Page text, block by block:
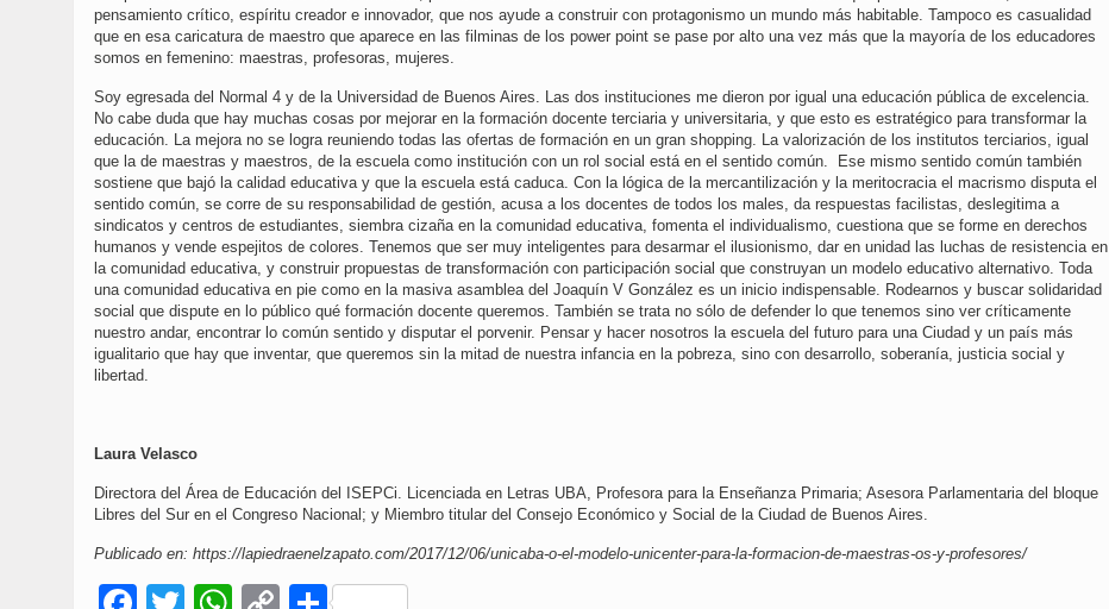
pensamiento crítico, espíritu creador e innovador, que nos ayude a construir con protagonismo un mundo más habitable. Tampoco es casualidad
que en esa caricatura de maestro que aparece en las filminas de los power point se pase por alto una vez más que la mayoría de los educadores
somos en femenino: maestras, profesoras, mujeres.
Soy egresada del Normal 4 y de la Universidad de Buenos Aires. Las dos instituciones me dieron por igual una educación pública de excelencia.
No cabe duda que hay muchas cosas por mejorar en la formación docente terciaria y universitaria, y que esto es estratégico para transformar la
educación. La mejora no se logra reuniendo todas las ofertas de formación en un gran shopping. La valorización de los institutos terciarios, igual
que la de maestras y maestros, de la escuela como institución con un rol social está en el sentido común. Ese mismo sentido común también
sostiene que bajó la calidad educativa y que la escuela está caduca. Con la lógica de la mercantilización y la meritocracia el macrismo disputa el
sentido común, se corre de su responsabilidad de gestión, acusa a los docentes de todos los males, da respuestas facilistas, deslegitima a
sindicatos y centros de estudiantes, siembra cizaña en la comunidad educativa, fomenta el individualismo, cuestiona que se forme en derechos
humanos y vende espejitos de colores. Tenemos que ser muy inteligentes para desarmar el ilusionismo, dar en unidad las luchas de resistencia en
la comunidad educativa, y construir propuestas de transformación con participación social que construyan un modelo educativo alternativo. Toda
una comunidad educativa en pie como en la masiva asamblea del Joaquín V González es un inicio indispensable. Rodearnos y buscar solidaridad
social que dispute en lo público qué formación docente queremos. También se trata no sólo de defender lo que tenemos sino ver críticamente
nuestro andar, encontrar lo común sentido y disputar el porvenir. Pensar y hacer nosotros la escuela del futuro para una Ciudad y un país más
igualitario que hay que inventar, que queremos sin la mitad de nuestra infancia en la pobreza, sino con desarrollo, soberanía, justicia social y
libertad.
Laura Velasco
Directora del Área de Educación del ISEPCi. Licenciada en Letras UBA, Profesora para la Enseñanza Primaria; Asesora Parlamentaria del bloque
Libres del Sur en el Congreso Nacional; y Miembro titular del Consejo Económico y Social de la Ciudad de Buenos Aires.
Publicado en: https://lapiedraenelzapato.com/2017/12/06/unicaba-o-el-modelo-unicenter-para-la-formacion-de-maestras-os-y-profesores/